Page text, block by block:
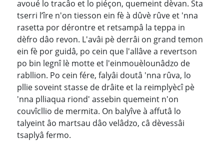
avoué lo tracâo et lo piéçon, quemeint dèvan. Sta
tserri l’îre n'on tiesson ein fè à dûvè rûve et 'nna
rasetta por dérontre et retsampâ la teppa in
dèfro dâo revon. L'avâi pè derrâi on grand temon
ein fè por guidâ, po cein que l'allâve a revertson
po bin legnî lè motte et l'einmouèlounâdzo de
rabllion. Po cein fére, falyâi doutâ 'nna rûva, lo
pllie soveint stasse de drâite et la reimplyècî pè
'nna plliaqua riond' assebin quemeint n'on
couvîcllio de mermita. On balyîve à affutâ lo
talyeint âo martsau dâo velâdzo, câ dèvessâi
tsaplyâ fermo.